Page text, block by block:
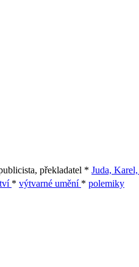
překladatel * Juda, Karel,
* výtvarné umění * polemiky